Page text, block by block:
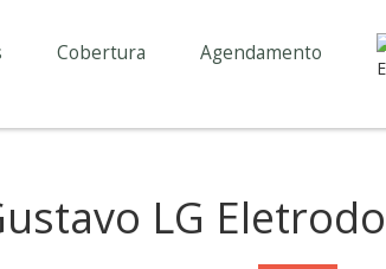
Cobertura Agendamento
LG